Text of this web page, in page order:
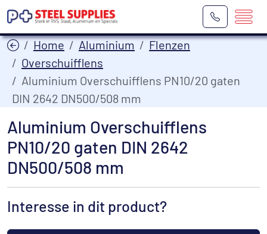
Home Aluminium
Flenzen
Overschuifflens
Aluminium Overschuifflens PN10/20 gaten
DIN 2642 DN500/508 mm
Aluminium Overschuifflens
PN10/20 gaten DIN 2642
DN500/508 mm
Interesse in dit product?